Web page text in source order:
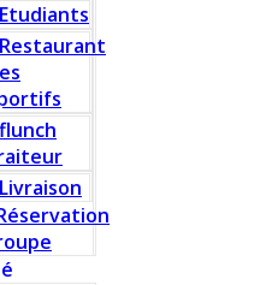
Etudiants
Restaurant
flunch
Livraison